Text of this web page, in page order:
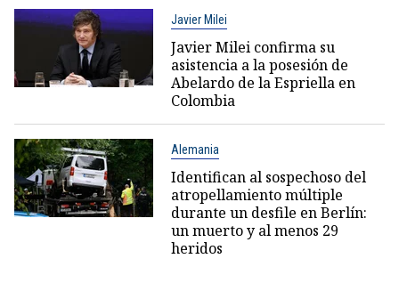
Javier Milei
Javier Milei confirma su
asistencia a la posesión de
Abelardo de la Espriella en
Colombia
Alemania
Identifican al sospechoso del
atropellamiento múltiple
durante un desfile en Berlín:
un muerto y al menos 29
heridos